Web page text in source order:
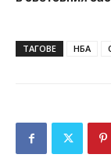
ТАГОВЕ НБА